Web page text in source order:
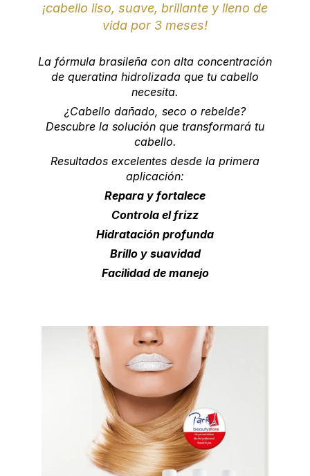
¡cabello liso, suave, brillante y lleno de
vida por 3 meses!
La fórmula brasileña con alta concentración
de queratina hidrolizada que tu cabello
necesita.
¿Cabello dañado, seco o rebelde?
Descubre la solución que transformará tu
cabello.
Resultados excelentes desde la primera
aplicación:
Repara y fortalece
Controla el frizz
Hidratación profunda
Brillo y suavidad
Facilidad de manejo